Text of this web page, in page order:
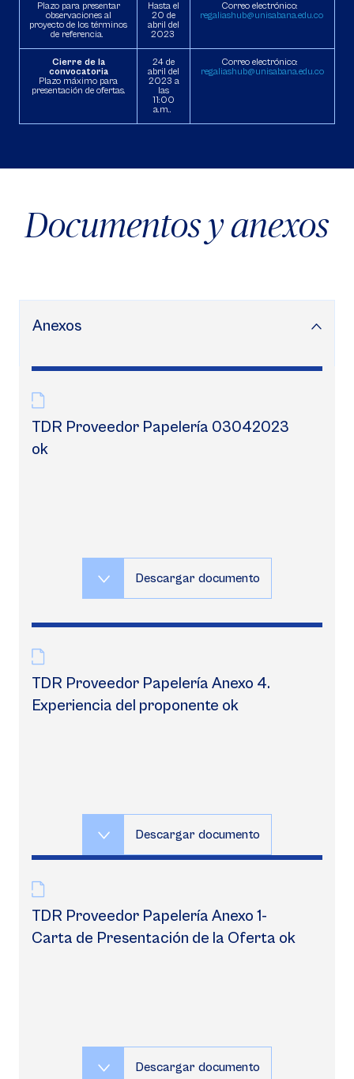
Plazo para presentar
observaciones al
proyecto de los términos
de referencia.
Hasta el
20 de
abril del
2023
Correo electrónico:
regaliashub@unisabana.edu.co
Cierre de la
convocatoria
Plazo máximo para
presentación de ofertas.
24 de
abril del
2023 a
las
11:00
a.m..
Correo electrónico:
regaliashub@unisabana.edu.co
Documentos y anexos
Anexos
TDR Proveedor Papelería 03042023
ok
Descargar documento
TDR Proveedor Papelería Anexo 4.
Experiencia del proponente ok
Descargar documento
TDR Proveedor Papelería Anexo 1-
Carta de Presentación de la Oferta ok
Descargar documento